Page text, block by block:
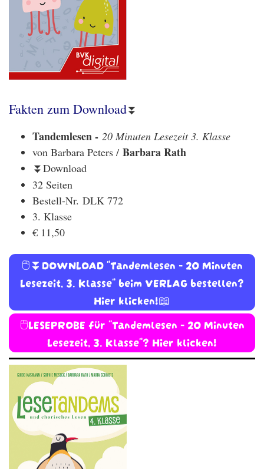
Fakten zum Download⏬
Tandemlesen - 20 Minuten Lesezeit 3. Klasse
von Barbara Peters / Barbara Rath
⏬ Download
32 Seiten
Bestell-Nr. DLK 772
3. Klasse
€ 11,50
🖱️⏬DOWNLOAD "Tandemlesen - 20 Minuten
Lesezeit, 3. Klasse" beim VERLAG bestellen?
Hier klicken!📖
🖱️LESEPROBE für "Tandemlesen - 20 Minuten
Lesezeit, 3. Klasse"? Hier klicken!